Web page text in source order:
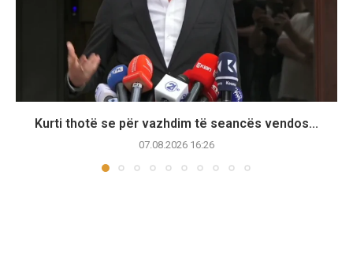
Kurti thotë se për vazhdim të seancës vendos...
07.08.2026 16:26